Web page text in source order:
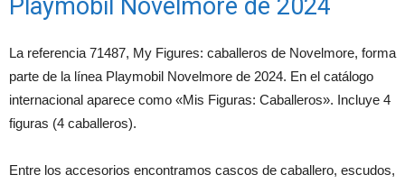
Playmobil Novelmore de 2024
La referencia 71487, My Figures: caballeros de Novelmore, forma
parte de la línea Playmobil Novelmore de 2024. En el catálogo
internacional aparece como «Mis Figuras: Caballeros». Incluye 4
figuras (4 caballeros).
Entre los accesorios encontramos cascos de caballero, escudos,